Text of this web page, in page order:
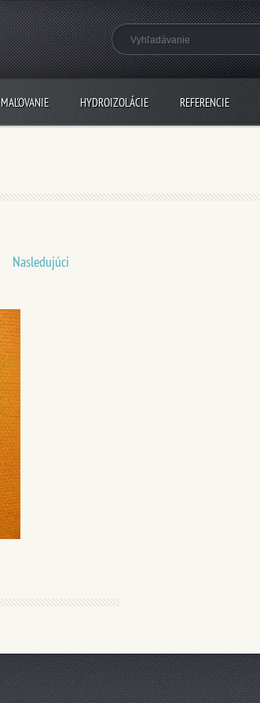
MAĽOVANIE HYDROIZOLÁCIE REFERENCIE
Nasledujúci